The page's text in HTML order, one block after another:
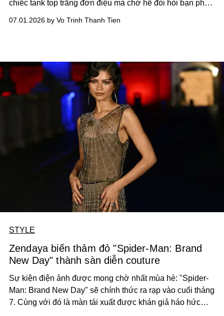
chiếc tank top trắng đơn điệu mà chớ hề đòi hỏi bạn phải
07.01.2026 by Vo Trinh Thanh Tien
STYLE
Zendaya biến thảm đỏ "Spider-Man: Brand
New Day" thành sàn diễn couture
Sự kiện điện ảnh được mong chờ nhất mùa hè: "Spider-
Man: Brand New Day" sẽ chính thức ra rạp vào cuối tháng
7. Cùng với đó là màn tái xuất được khán giả háo hức